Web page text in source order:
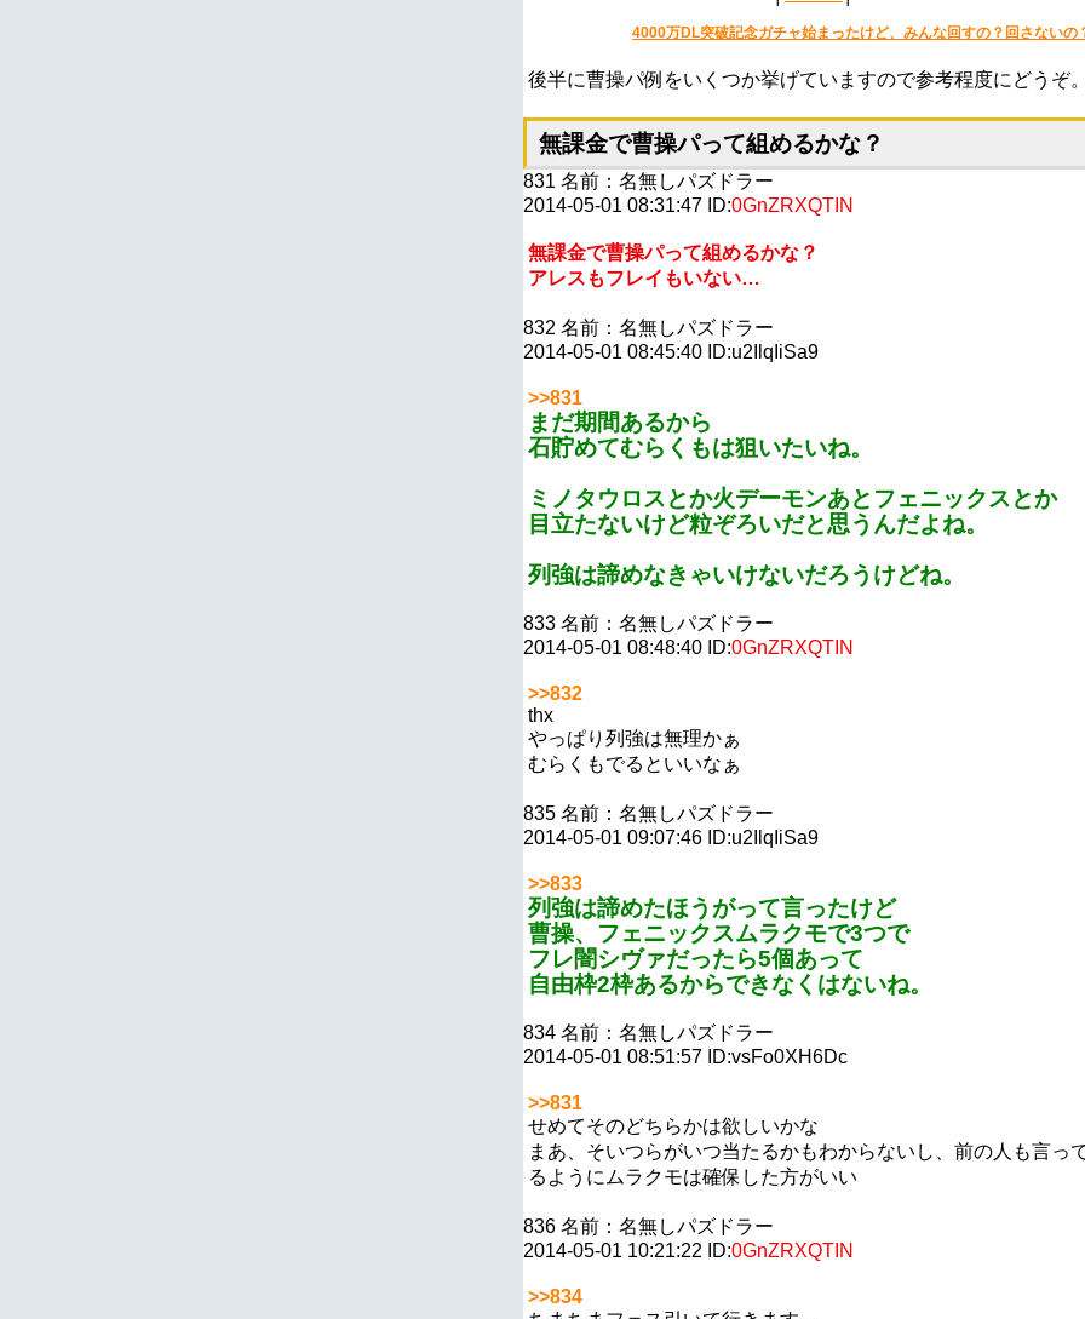
4000万DL突破記念ガチャ始まったけど、みんな回すの？回さないの
後半に曹操パ例をいくつか挙げていますので参考程度にどうぞ
無課金で曹操パって組めるかな？
831 名前： 名無しパズドラー
2014-05-01 08:31:47 ID:0GnZRXQTIN
無課金で曹操パって組めるかな？
アレスもフレイもいない…
832 名前： 名無しパズドラー
2014-05-01 08:45:40 ID:u2IlqIiSa9
>>831
まだ期間あるから
石貯めてむらくもは狙いたいね。
ミノタウロスとか火デーモンあとフェニックスとか
目立たないけど粒ぞろいだと思うんだよね。
列強は諦めなきゃいけないだろうけどね。
833 名前： 名無しパズドラー
2014-05-01 08:48:40 ID:0GnZRXQTIN
>>832
thx
やっぱり列強は無理かぁ
むらくもでるといいなぁ
835 名前： 名無しパズドラー
2014-05-01 09:07:46 ID:u2IlqIiSa9
>>833
列強は諦めたほうがって言ったけど
曹操、フェニックスムラクモで3つで
フレ闇シヴァだったら5個あって
自由枠2枠あるからできなくはないね。
834 名前： 名無しパズドラー
2014-05-01 08:51:57 ID:vsFo0XH6Dc
>>831
せめてそのどちらかは欲しいかな
まあ、そいつらがいつ当たるかもわからないし、前の人も言っ
るようにムラクモは確保した方がいい
836 名前： 名無しパズドラー
2014-05-01 10:21:22 ID:0GnZRXQTIN
>>834